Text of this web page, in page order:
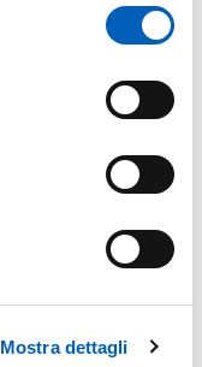
Mostra dettagli